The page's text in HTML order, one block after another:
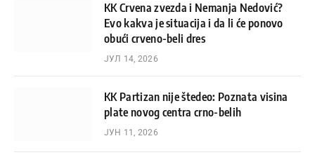
KK Crvena zvezda i Nemanja Nedović?
Evo kakva je situacija i da li će ponovo
obući crveno-beli dres
ЈУЛ 14, 2026
KK Partizan nije štedeo: Poznata visina
plate novog centra crno-belih
ЈУН 11, 2026